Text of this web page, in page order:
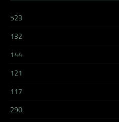
523
132
144
121
117
290